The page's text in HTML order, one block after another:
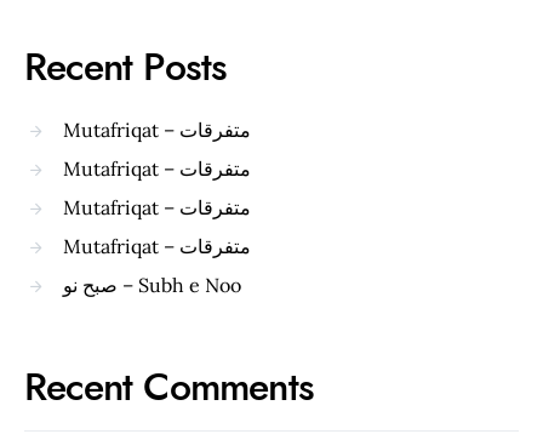
Recent Posts
Mutafriqat – متفرقات
Mutafriqat – متفرقات
Mutafriqat – متفرقات
Mutafriqat – متفرقات
صبح نو – Subh e Noo
Recent Comments